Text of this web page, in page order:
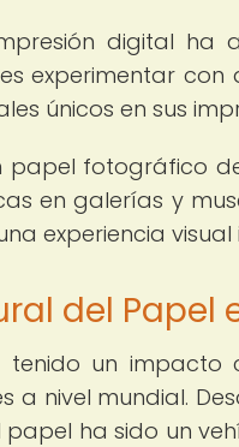
digital ha
experimentar
únicos en sus
papel fotográfico
en galerías y
experiencia
del Papel
un impacto
a nivel mundial.
ha sido un